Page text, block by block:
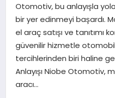
SAĞLIK
SIYASET
SPOR
TEKNOLOJI
Otomotiv, bu anlayışla
bir yer edinmeyi başardı.
el araç satışı ve tanıtımı
güvenilir hizmetle otomobil
tercihlerinden biri haline
Anlayışı Niobe Otomotiv,
aracı…